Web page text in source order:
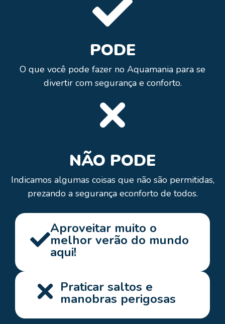
PODE
O que você pode fazer no Aquamania para se
divertir com segurança e conforto.
NÃO PODE
Indicamos algumas coisas que não são permitidas,
prezando a segurança econforto de todos.
Aproveitar muito o
melhor verão do mundo
aqui!
Praticar saltos e
manobras perigosas